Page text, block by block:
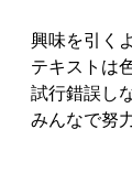
興味を引く
テキストは
試行錯誤し
みんなで努